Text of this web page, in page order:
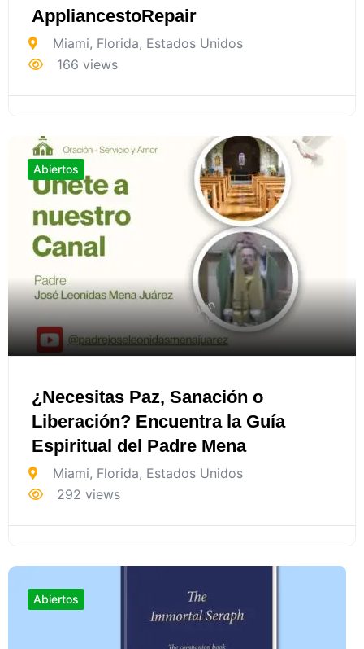
AppliancestoRepair
Miami, Florida, Estados Unidos
166 views
Abiertos
¿Necesitas Paz, Sanación o
Liberación? Encuentra la Guía
Espiritual del Padre Mena
Miami, Florida, Estados Unidos
292 views
Abiertos